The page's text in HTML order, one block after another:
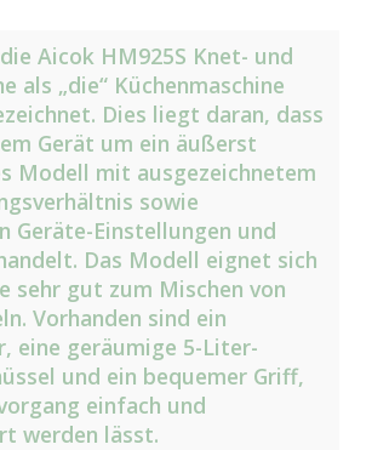
Aicok HM925S Knet- und
als „die“ Küchenmaschine
Dies liegt daran, dass
Gerät um ein äußerst
Modell mit ausgezeichnetem
sowie
Geräte-Einstellungen und
Das Modell eignet sich
sehr gut zum Mischen von
Vorhanden sind ein
eine geräumige 5-Liter-
und ein bequemer Griff,
einfach und
werden lässt.